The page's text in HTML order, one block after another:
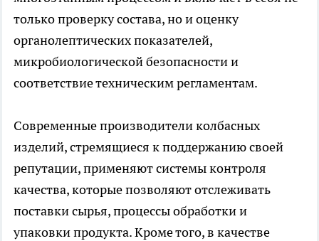
только проверку состава, но и оценку
органолептических показателей,
микробиологической безопасности и
соответствие техническим регламентам.
Современные производители колбасных
изделий, стремящиеся к поддержанию своей
репутации, применяют системы контроля
качества, которые позволяют отслеживать
поставки сырья, процессы обработки и
упаковки продукта. Кроме того, в качестве